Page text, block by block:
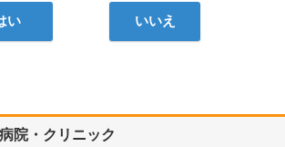
い いいえ
院・クリニック